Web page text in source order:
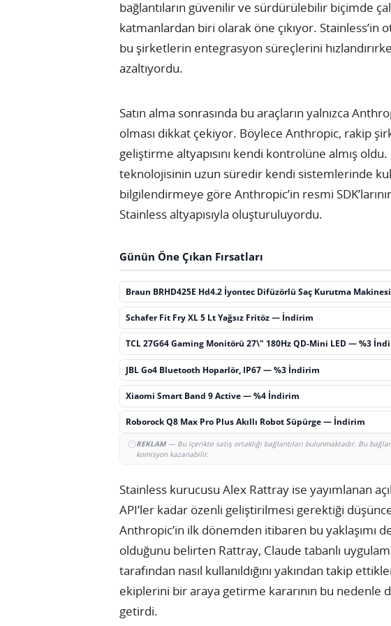
bağlantıların güvenilir ve sürdürülebilir biçimde
katmanlardan biri olarak öne çıkıyor. Stainless’in
bu şirketlerin entegrasyon süreçlerini
azaltıyordu.
Satın alma sonrasında bu araçların yalnızca
olması dikkat çekiyor. Böylece Anthropic, rakip
geliştirme altyapısını kendi kontrolüne almış
teknolojisinin uzun süredir kendi sistemlerinde
bilgilendirmeye göre Anthropic’in resmi
Stainless altyapısıyla oluşturuluyordu.
Günün Öne Çıkan Fırsatları
Braun BRHD425E Hd4.2 İyontec Difüzörlü Saç Kurutma
Schafer Fit Fry XL 5 Lt Yağsız Fritöz — İndirim
TCL 27G64 Gaming Monitörü 27\" 180Hz QD-Mini LED — %3
JBL Go4 Bluetooth Hoparlör, IP67 — %3 İndirim
Xiaomi Smart Band 9 Active — %4 İndirim
Roborock Q8 Max Pro Plus Akıllı Robot Süpürge — İndirim
REKLAM— Bu içerikte satış ortaklığı bağlantıları bulunmaktadır. Bu
komisyon kazanabilir.
Stainless kurucusu Alex Rattray ise yayımlanan
API’ler kadar özenli geliştirilmesi gerektiği
Anthropic’in ilk dönemden itibaren bu yaklaşımı
olduğunu belirten Rattray, Claude tabanlı
tarafından nasıl kullanıldığını yakından takip
ekiplerini bir araya getirme kararının bu nedenle
getirdi.